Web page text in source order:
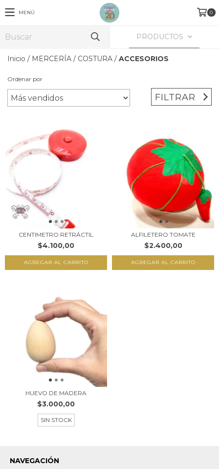
MENÚ 0
PRODUCTOS
Inicio / MERCERÍA / COSTURA / ACCESORIOS
Ordenar por
FILTRAR
CENTIMETRO RETRÁCTIL
$4.100,00
AGREGAR AL CARRITO
ALFILETERO TOMATE
$2.400,00
HUEVO DE MADERA
$3.000,00
SIN STOCK
NAVEGACIÓN